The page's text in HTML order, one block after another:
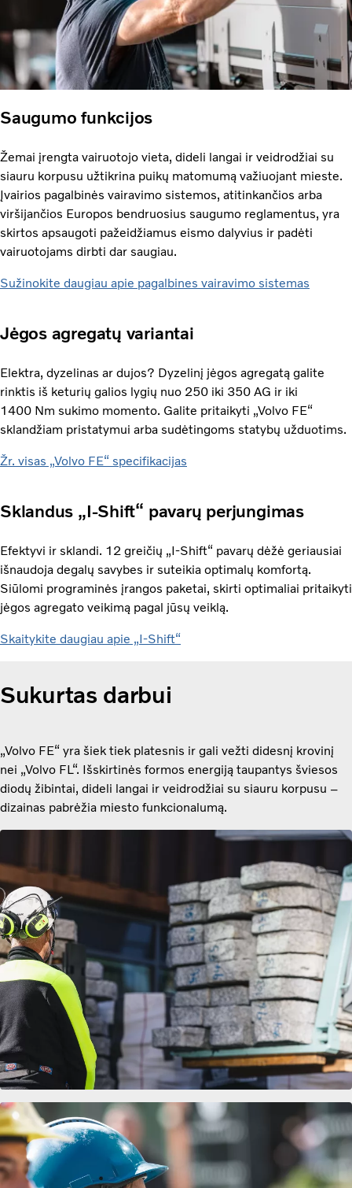
Saugumo funkcijos
Žemai įrengta vairuotojo vieta, dideli langai ir veidrodžiai su
siauru korpusu užtikrina puikų matomumą važiuojant mieste.
Įvairios pagalbinės vairavimo sistemos, atitinkančios arba
viršijančios Europos bendruosius saugumo reglamentus, yra
skirtos apsaugoti pažeidžiamus eismo dalyvius ir padėti
vairuotojams dirbti dar saugiau.
Sužinokite daugiau apie pagalbines vairavimo sistemas
Jėgos agregatų variantai
Elektra, dyzelinas ar dujos? Dyzelinį jėgos agregatą galite
rinktis iš keturių galios lygių nuo 250 iki 350 AG ir iki
1400 Nm sukimo momento. Galite pritaikyti „Volvo FE“
sklandžiam pristatymui arba sudėtingoms statybų užduotims.
Žr. visas „Volvo FE“ specifikacijas
Sklandus „I-Shift“ pavarų perjungimas
Efektyvi ir sklandi. 12 greičių „I-Shift“ pavarų dėžė geriausiai
išnaudoja degalų savybes ir suteikia optimalų komfortą.
Siūlomi programinės įrangos paketai, skirti optimaliai pritaikyti
jėgos agregato veikimą pagal jūsų veiklą.
Skaitykite daugiau apie „I-Shift“
Sukurtas darbui
„Volvo FE“ yra šiek tiek platesnis ir gali vežti didesnį krovinį
nei „Volvo FL“. Išskirtinės formos energiją taupantys šviesos
diodų žibintai, dideli langai ir veidrodžiai su siauru korpusu –
dizainas pabrėžia miesto funkcionalumą.